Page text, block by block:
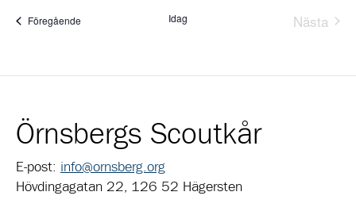
Föregående Idag
Nästa
Örnsbergs Scoutkår
E-post: info@ornsberg.org
Hövdingagatan 22, 126 52 Hägersten